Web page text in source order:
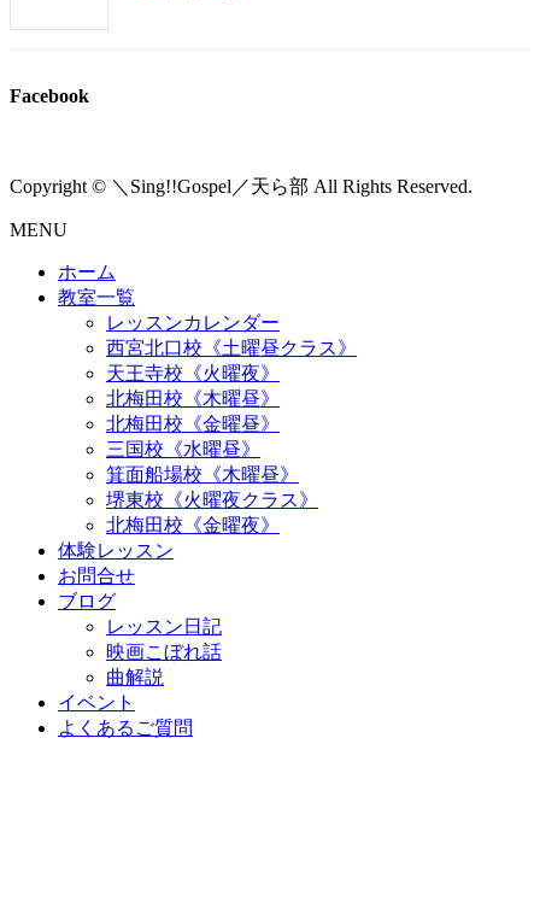
Facebook
Copyright © ＼Sing!!Gospel／天ら部 All Rights Reserved.
MENU
ホーム
教室一覧
レッスンカレンダー
西宮北口校《土曜昼クラス》
天王寺校《火曜夜》
北梅田校《木曜昼》
北梅田校《金曜昼》
三国校《水曜昼》
箕面船場校《木曜昼》
堺東校《火曜夜クラス》
北梅田校《金曜夜》
体験レッスン
お問合せ
ブログ
レッスン日記
映画こぼれ話
曲解説
イベント
よくあるご質問